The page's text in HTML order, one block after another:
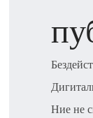
Ние не